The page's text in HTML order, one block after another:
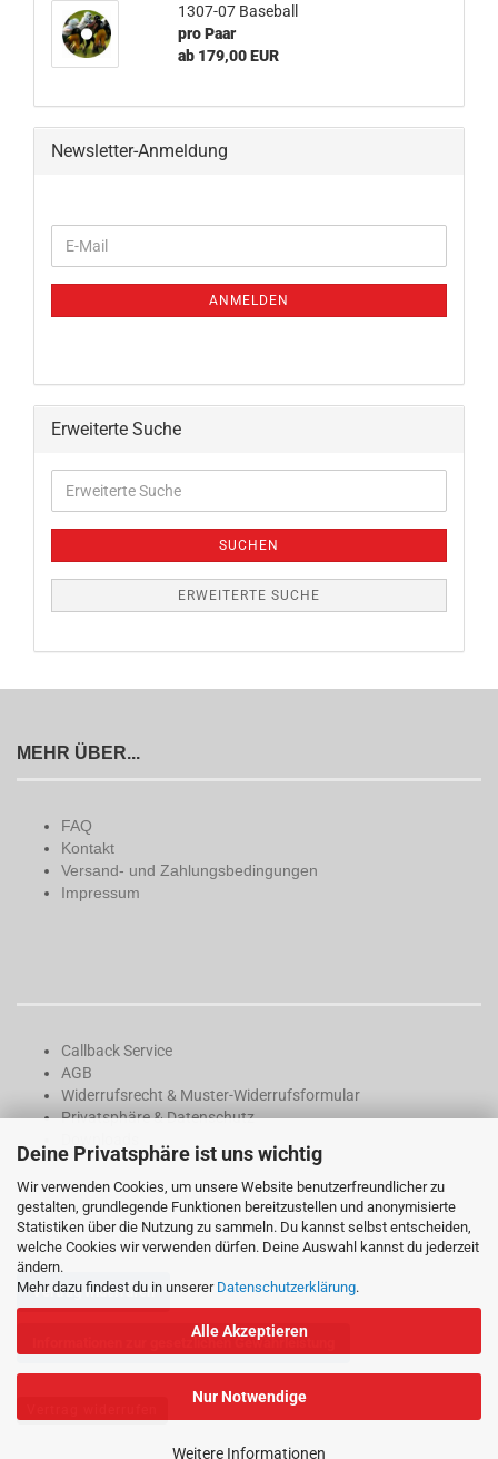
Deine Privatsphäre ist uns wichtig
Wir verwenden Cookies, um unsere Website benutzerfreundlicher zu
gestalten, grundlegende Funktionen bereitzustellen und anonymisierte
Statistiken über die Nutzung zu sammeln. Du kannst selbst entscheiden,
welche Cookies wir verwenden dürfen. Deine Auswahl kannst du jederzeit
ändern.
Mehr dazu findest du in unserer Datenschutzerklärung.
Alle Akzeptieren
Nur Notwendige
Weitere Informationen
1307-07 Baseball
pro Paar
ab 179,00 EUR
Newsletter-Anmeldung
ZUR
E-
Mail
ANMELDEN
Erweiterte Suche
Suche
SUCHEN
ERWEITERTE SUCHE
MEHR ÜBER...
FAQ
Kontakt
Versand- und Zahlungsbedingungen
Impressum
Callback Service
AGB
Widerrufsrecht & Muster-Widerrufsformular
Privatsphäre & Datenschutz
Vertrag widerrufen
Informationen zur gesetzlichen Gewährleistung